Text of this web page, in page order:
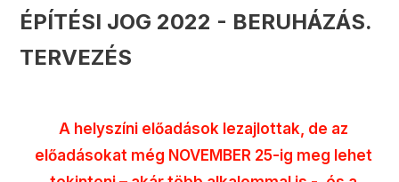
ÉPÍTÉSI JOG 2022 - BERUHÁZÁS.
TERVEZÉS
A helyszíni előadások lezajlottak, de az
előadásokat még NOVEMBER 25-ig meg lehet